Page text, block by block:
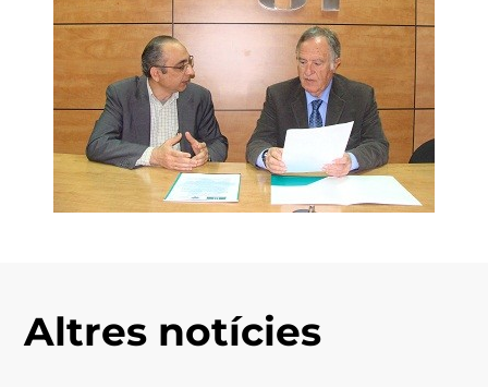
Altres notícies